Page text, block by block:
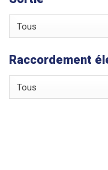
Tous
Raccordement
Tous